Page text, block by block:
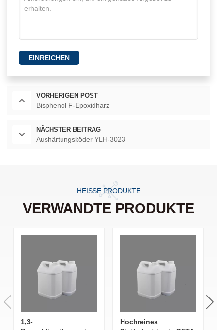
EINREICHEN
VORHERIGEN POST
Bisphenol F-Epoxidharz
NÄCHSTER BEITRAG
Aushärtungsköder YLH-3023
HEISSE PRODUKTE
VERWANDTE PRODUKTE
1,3-
Hochreines